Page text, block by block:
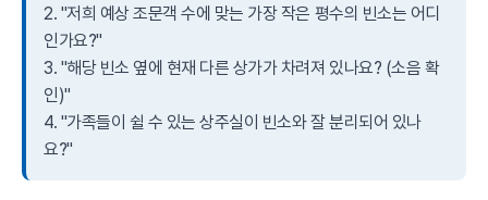
2. "저희 예상 조문객 수에 맞는 가장 작은 평수의 빈소는 어디
인가요?"
3. "해당 빈소 옆에 현재 다른 상가가 차려져 있나요? (소음 확
인)"
4. "가족들이 쉴 수 있는 상주실이 빈소와 잘 분리되어 있나
요?"